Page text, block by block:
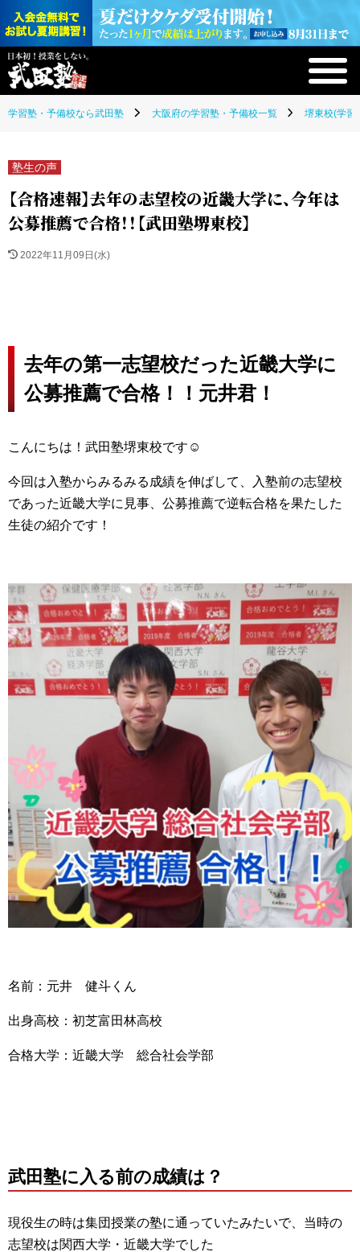
学習塾・予備校なら武田塾 大阪府の学習塾・予備校一覧 堺東校(学習
塾生の声
【合格速報】去年の志望校の近畿大学に、今年は
公募推薦で合格！！【武田塾堺東校】
2022年11月09日(水)
去年の第一志望校だった近畿大学に
公募推薦で合格！！元井君！
こんにちは！武田塾堺東校です☺
今回は入塾からみるみる成績を伸ばして、入塾前の志望校
であった近畿大学に見事、公募推薦で逆転合格を果たした
生徒の紹介です！
名前：元井 健斗くん
出身高校：初芝富田林高校
合格大学：近畿大学 総合社会学部
武田塾に入る前の成績は？
現役生の時は集団授業の塾に通っていたみたいで、当時の
志望校は関西大学・近畿大学でした